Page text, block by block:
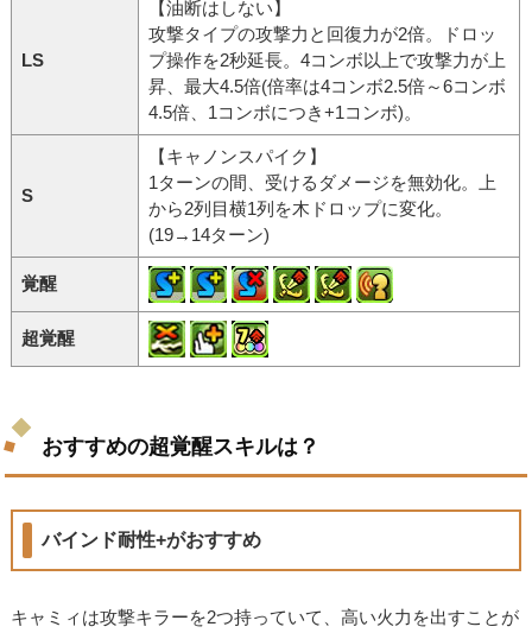
LS
【油断はしない】
攻撃タイプの攻撃力と回復力が2倍。ドロッ
プ操作を2秒延長。4コンボ以上で攻撃力が上
昇、最大4.5倍(倍率は4コンボ2.5倍～6コンボ
4.5倍、1コンボにつき+1コンボ)。
S
【キャノンスパイク】
1ターンの間、受けるダメージを無効化。上
から2列目横1列を木ドロップに変化。
(19→14ターン)
覚醒
超覚醒
おすすめの超覚醒スキルは？
バインド耐性+がおすすめ
キャミィは攻撃キラーを2つ持っていて、高い火力を出すことが